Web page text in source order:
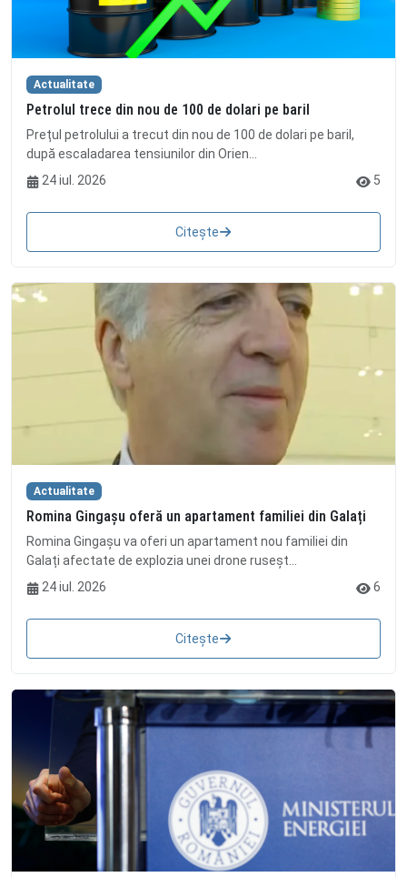
Actualitate
Petrolul trece din nou de 100 de dolari pe baril
Prețul petrolului a trecut din nou de 100 de dolari pe baril,
după escaladarea tensiunilor din Orien...
24 iul. 2026
5
Citește
Actualitate
Romina Gingașu oferă un apartament familiei din Galați
Romina Gingașu va oferi un apartament nou familiei din
Galați afectate de explozia unei drone ruseșt...
24 iul. 2026
6
Citește